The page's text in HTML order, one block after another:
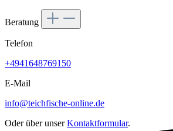
Beratung
Telefon
+4941648769150
E-Mail
info@teichfische-online.de
Oder über unserKontaktformular.